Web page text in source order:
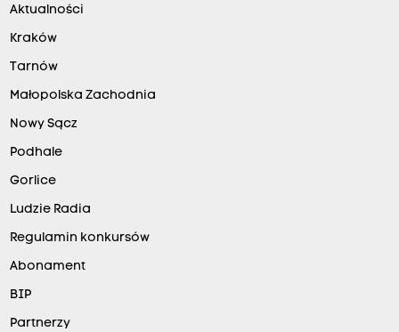
Aktualności
Kraków
Tarnów
Małopolska Zachodnia
Nowy Sącz
Podhale
Gorlice
Ludzie Radia
Regulamin konkursów
Abonament
BIP
Partnerzy